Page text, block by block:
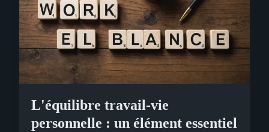
L'équilibre travail-vie
personnelle : un élément essentiel